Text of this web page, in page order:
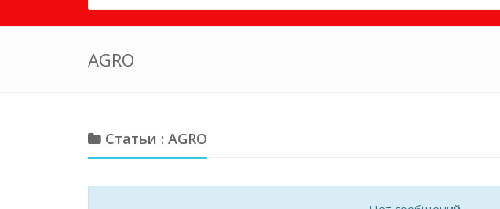
AGRO
Статьи : AGRO